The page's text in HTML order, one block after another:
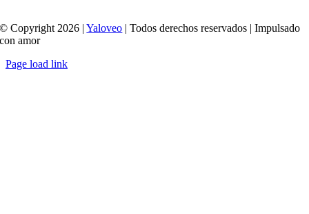
© Copyright 2026 |Yaloveo | Todos derechos reservados | Impulsado
con amor
Page load link